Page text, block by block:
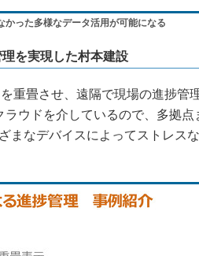
った多様なデータ活用が可能になる
を実現した村本建設
重畳させ、遠隔で現場の進捗管
ウドを介しているので、多拠点
まなデバイスによってストレス